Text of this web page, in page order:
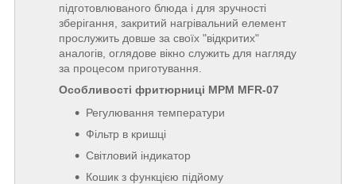
підготовлюваного блюда і для зручності
зберігання, закритий нагрівальний елемент
прослужить довше за своїх "відкритих"
аналогів, оглядове вікно служить для нагляду
за процесом приготування.
Особливості фритюрниці МРМ MFR-07
Регулювання температури
Фільтр в кришці
Світловий індикатор
Кошик з функцією підйому